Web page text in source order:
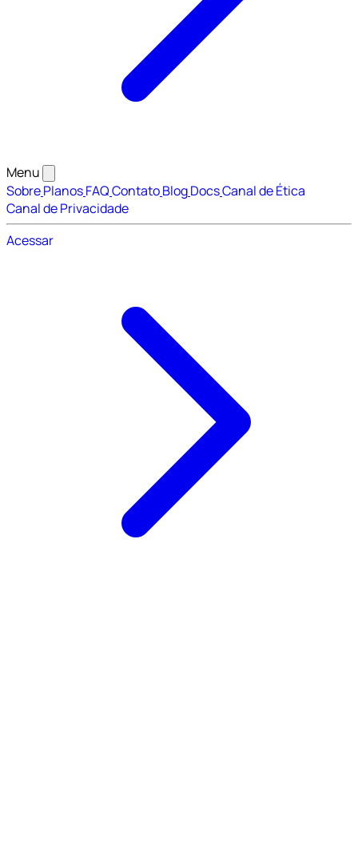
Menu
SobrePlanosFAQContatoBlogDocsCanal de Ética
Canal de Privacidade
Acessar